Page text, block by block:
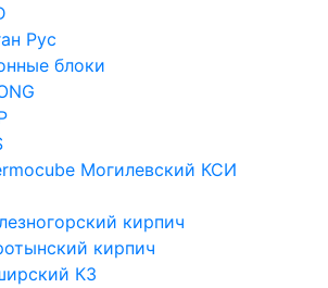
Рус
блоки
Могилевский КСИ
кирпич
кирпич
КЗ